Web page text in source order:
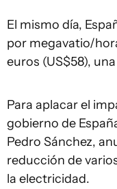
El mismo día,
por megavatio/
euros (US$58),
Para aplacar el
gobierno de
Pedro Sánchez,
reducción de
la electricidad.